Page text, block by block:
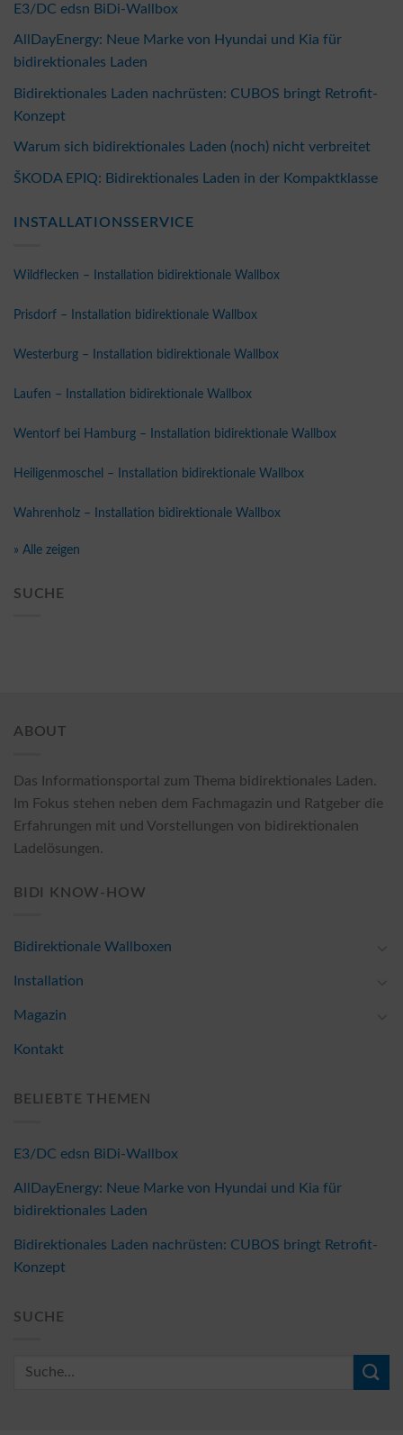
E3/DC edsn BiDi-Wallbox
AllDayEnergy: Neue Marke von Hyundai und Kia für
bidirektionales Laden
Bidirektionales Laden nachrüsten: CUBOS bringt Retrofit-
Konzept
Warum sich bidirektionales Laden (noch) nicht verbreitet
ŠKODA EPIQ: Bidirektionales Laden in der Kompaktklasse
INSTALLATIONSSERVICE
Wildflecken – Installation bidirektionale Wallbox
Prisdorf – Installation bidirektionale Wallbox
Westerburg – Installation bidirektionale Wallbox
Laufen – Installation bidirektionale Wallbox
Wentorf bei Hamburg – Installation bidirektionale Wallbox
Heiligenmoschel – Installation bidirektionale Wallbox
Wahrenholz – Installation bidirektionale Wallbox
» Alle zeigen
SUCHE
ABOUT
Das Informationsportal zum Thema bidirektionales Laden.
Im Fokus stehen neben dem Fachmagazin und Ratgeber die
Erfahrungen mit und Vorstellungen von bidirektionalen
Ladelösungen.
BIDI KNOW-HOW
Bidirektionale Wallboxen
Installation
Magazin
Kontakt
BELIEBTE THEMEN
E3/DC edsn BiDi-Wallbox
AllDayEnergy: Neue Marke von Hyundai und Kia für
bidirektionales Laden
Bidirektionales Laden nachrüsten: CUBOS bringt Retrofit-
Konzept
SUCHE